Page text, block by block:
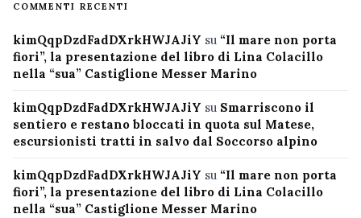
COMMENTI RECENTI
kimQqpDzdFadDXrkHWJAJiY su “Il mare non porta
fiori”, la presentazione del libro di Lina Colacillo
nella “sua” Castiglione Messer Marino
kimQqpDzdFadDXrkHWJAJiY su Smarriscono il
sentiero e restano bloccati in quota sul Matese,
escursionisti tratti in salvo dal Soccorso alpino
kimQqpDzdFadDXrkHWJAJiY su “Il mare non porta
fiori”, la presentazione del libro di Lina Colacillo
nella “sua” Castiglione Messer Marino